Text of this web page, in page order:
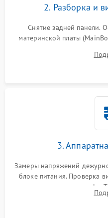
2. Разборка и
Снятие задней панели.
материнской платы
Проверка надежности
3.
Замеры напряжений
блоке питания. Проверка
помощью осциллографа.
светодиодных планок